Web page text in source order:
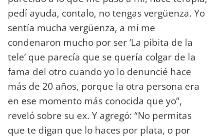
pedí ayuda, contalo, no tengas vergüenza. Yo
sentía mucha vergüenza, a mí me
condenaron mucho por ser ‘La pibita de la
tele’ que parecía que se quería colgar de la
fama del otro cuando yo lo denuncié hace
más de 20 años, porque la otra persona era
en ese momento más conocida que yo”,
reveló sobre su ex. Y agregó: “No permitas
que te digan que lo haces por plata, o por